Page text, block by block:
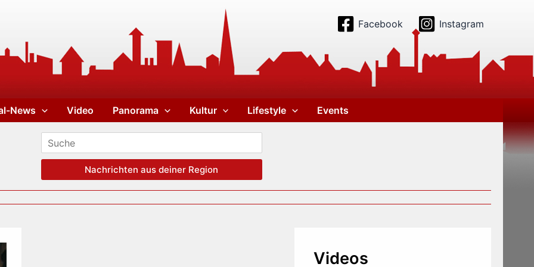
Facebook Instagram
News Video Panorama Kultur Lifestyle Events
Nachrichten aus deiner Region
Videos